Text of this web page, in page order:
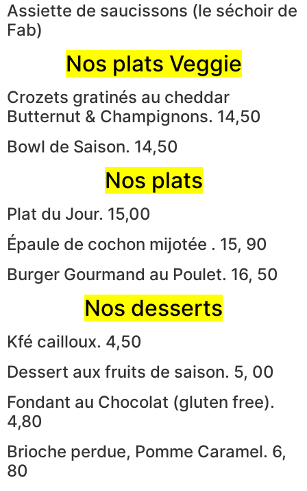
Assiette de saucissons (le séchoir de
Fab)
Nos plats Veggie
Crozets gratinés au cheddar
Butternut & Champignons. 14,50
Bowl de Saison. 14,50
Nos plats
Plat du Jour. 15,00
Épaule de cochon mijotée . 15, 90
Burger Gourmand au Poulet. 16, 50
Nos desserts
Kfé cailloux. 4,50
Dessert aux fruits de saison. 5, 00
Fondant au Chocolat (gluten free).
4,80
Brioche perdue, Pomme Caramel. 6,
80